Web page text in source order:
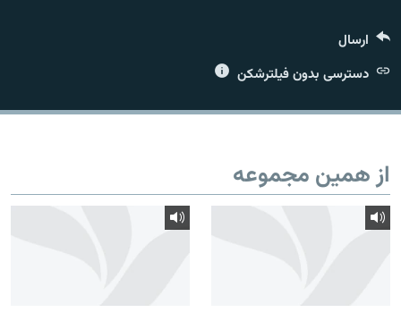
زبان‌های دیگر
ارسال
دسترسی بدون فیلترشکن
از همین مجموعه